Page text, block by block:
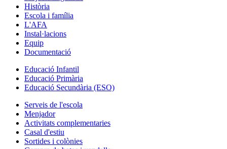
Història
Escola i família
L'AFA
Instal·lacions
Equip
Documentació
Educació Infantil
Educació Primària
Educació Secundària (ESO)
Serveis de l'escola
Menjador
Activitats complementaries
Casal d'estiu
Sortides i colònies